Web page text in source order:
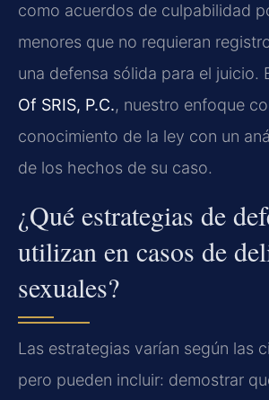
como acuerdos de culpabilidad
menores que no requieran
una defensa sólida para el juicio.
Of SRIS, P.C., nuestro enfoque
conocimiento de la ley con un
de los hechos de su caso.
¿Qué estrategias de
utilizan en casos de
sexuales?
Las estrategias varían según las
pero pueden incluir: demostrar